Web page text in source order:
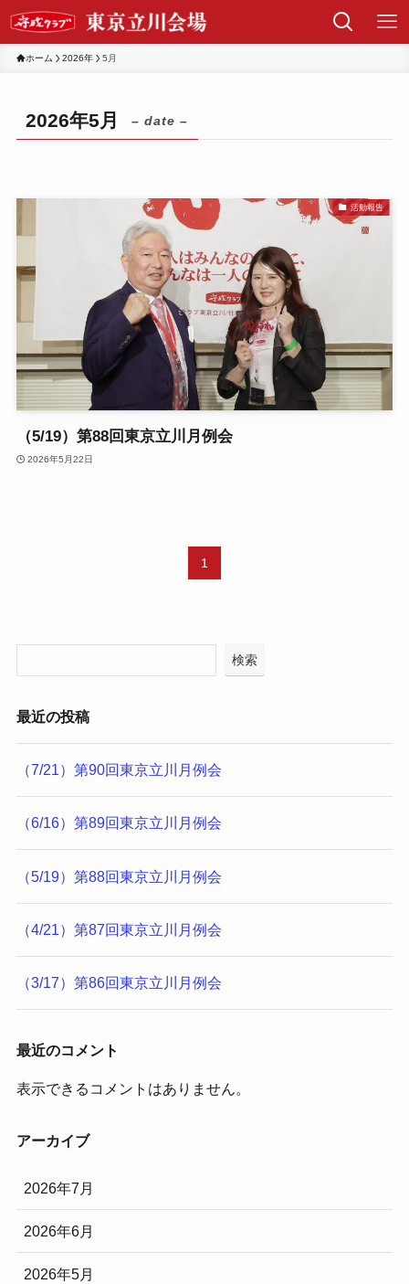
ホーム 2026年 5月
2026年5月 – date –
活動報告
（5/19）第88回東京立川月例会
2026年5月22日
1
検索
最近の投稿
（7/21）第90回東京立川月例会
（6/16）第89回東京立川月例会
（5/19）第88回東京立川月例会
（4/21）第87回東京立川月例会
（3/17）第86回東京立川月例会
最近のコメント
表示できるコメントはありません。
アーカイブ
2026年7月
2026年6月
2026年5月